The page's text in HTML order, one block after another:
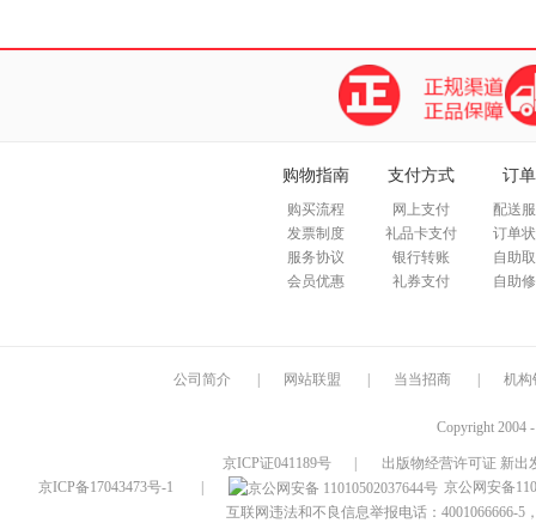
购物指南
购买流程
发票制度
服务协议
会员优惠
支付方式
网上支付
礼品卡支付
银行转账
礼券支付
订
配送
订单
自助
自助
公司简介 网站联盟 当当招商 机构
Copyright 2004
京ICP证041189号
出版物经营许可证 新出
京ICP备17043473号-1
京公网安备
互联网违法和不良信息举报电话：4001066666-5